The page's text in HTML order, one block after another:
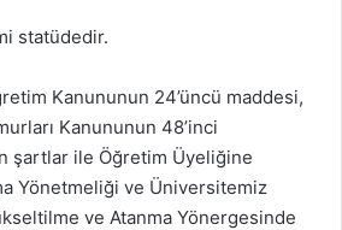
statüdedir.
Kanununun 24’üncü maddesi,
Kanununun 48’inci
şartlar ile Öğretim Üyeliğine
Yönetmeliği ve Üniversitemiz
ve Atanma Yönergesinde